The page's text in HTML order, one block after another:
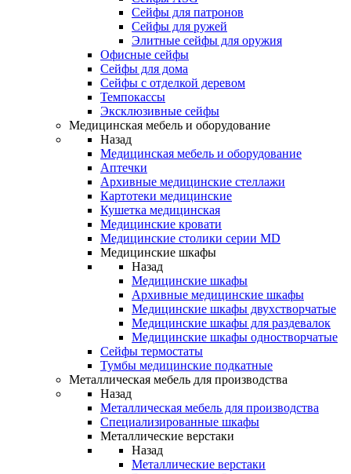
Сейфы для патронов
Сейфы для ружей
Элитные сейфы для оружия
Офисные сейфы
Сейфы для дома
Сейфы с отделкой деревом
Темпокассы
Эксклюзивные сейфы
Медицинская мебель и оборудование
Назад
Медицинская мебель и оборудование
Аптечки
Архивные медицинские стеллажи
Картотеки медицинские
Кушетка медицинская
Медицинские кровати
Медицинские столики серии MD
Медицинские шкафы
Назад
Медицинские шкафы
Архивные медицинские шкафы
Медицинские шкафы двухстворчатые
Медицинские шкафы для раздевалок
Медицинские шкафы одностворчатые
Сейфы термостаты
Тумбы медицинские подкатные
Металлическая мебель для производства
Назад
Металлическая мебель для производства
Cпециализированные шкафы
Металлические верстаки
Назад
Металлические верстаки